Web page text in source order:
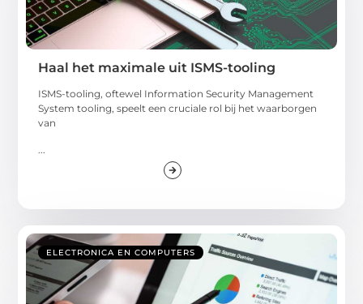
Haal het maximale uit ISMS-tooling
ISMS-tooling, oftewel Information Security Management
System tooling, speelt een cruciale rol bij het waarborgen
van
ELECTRONICA EN COMPUTERS